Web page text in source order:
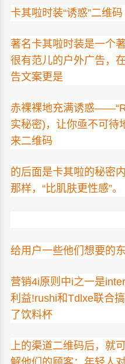
卡其啦时装“诱惑”二维码
著名卡其啦时装是一个
很有范儿的户外广告，
告文案更是
赤裸裸地充满诱惑
实秘密)，让你亟不可待
来二维码
的后面是卡其啦的秘密
那样，“比肌肤更性感”。
给用户一些他们想要的
营销4i原则中i之一是
利益!rushi和Tdlxe联合
了饮料杯
上的渠道二维码后，就